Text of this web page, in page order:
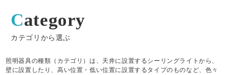
Category
カテゴリから選ぶ
照明器具の種類（カテゴリ）は、天井に設置するシーリングライトから、
壁に設置したり、高い位置・低い位置に設置するタイプのものなど、色々